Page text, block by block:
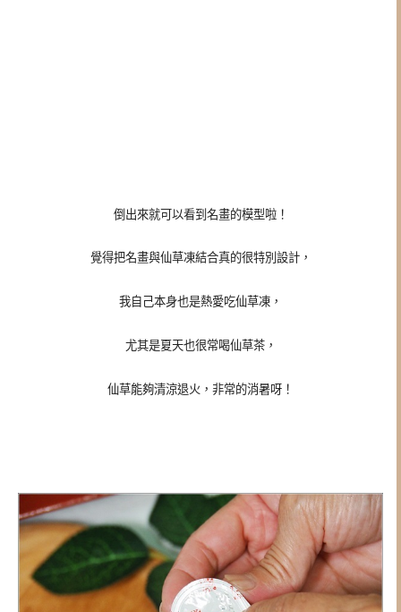
倒出來就可以看到名畫的模型啦！
覺得把名畫與仙草凍結合真的很特別設計，
我自己本身也是熱愛吃仙草凍，
尤其是夏天也很常喝仙草茶，
仙草能夠清涼退火，非常的消暑呀！